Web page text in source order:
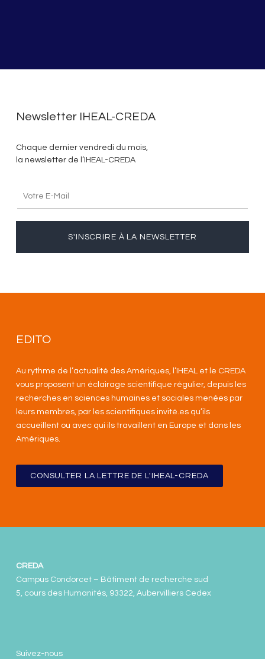
Newsletter IHEAL-CREDA
Chaque dernier vendredi du mois,
la newsletter de l’IHEAL-CREDA
S'INSCRIRE À LA NEWSLETTER
EDITO
Au rythme de l’actualité des Amériques, l’IHEAL et le CREDA
vous proposent un éclairage scientifique régulier, depuis les
recherches en sciences humaines et sociales menées par
leurs membres, par les scientifiques invité.es qu’ils
accueillent ou avec qui ils travaillent en Europe et dans les
Amériques.
CONSULTER LA LETTRE DE L'IHEAL-CREDA
CREDA
Campus Condorcet – Bâtiment de recherche sud
5, cours des Humanités, 93322, Aubervilliers Cedex
Suivez-nous